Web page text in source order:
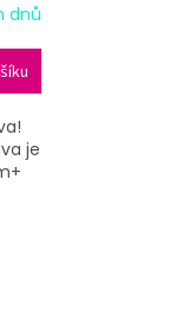
dnů
je